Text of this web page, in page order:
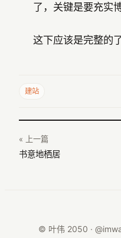
了，关键是要充实
这下应该是完整的了
建站
« 上一篇
书意地栖居
© 叶伟 2050 ·